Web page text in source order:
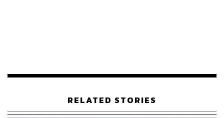
RELATED STORIES